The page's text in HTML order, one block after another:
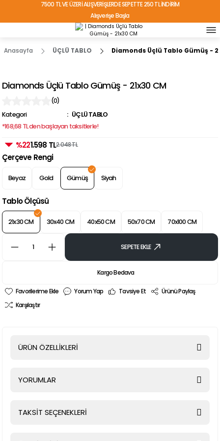
7500 TL VE ÜZERİ ALIŞVERİŞLERDE SEPETTE 250 TL İNDİRİM
Alışverişe Başla
TÜRKİYE'NİN HER YERİNE ÜCRETSİZ KARGO!
Anasayfa ÜÇLÜ TABLO Diamonds Üçlü Tablo Gümüş -
Diamonds Üçlü Tablo Gümüş - 21x30 CM
(0)
Kategori
ÜÇLÜ TABLO
*168,68 TL den başlayan taksitlerle!
%221.598 TL2.048 TL
Çerçeve Rengi
Beyaz Gold Gümüş Siyah
Tablo Ölçüsü
21x30 CM 30x40 CM 40x50 CM 50x70 CM 70x100 CM
SEPETE EKLE
Kargo Bedava
Yorum Yap Tavsiye Et
Ürünü Paylaş
Karşılaştır
ÜRÜN ÖZELLİKLERİ
YORUMLAR
TAKSİT SEÇENEKLERİ